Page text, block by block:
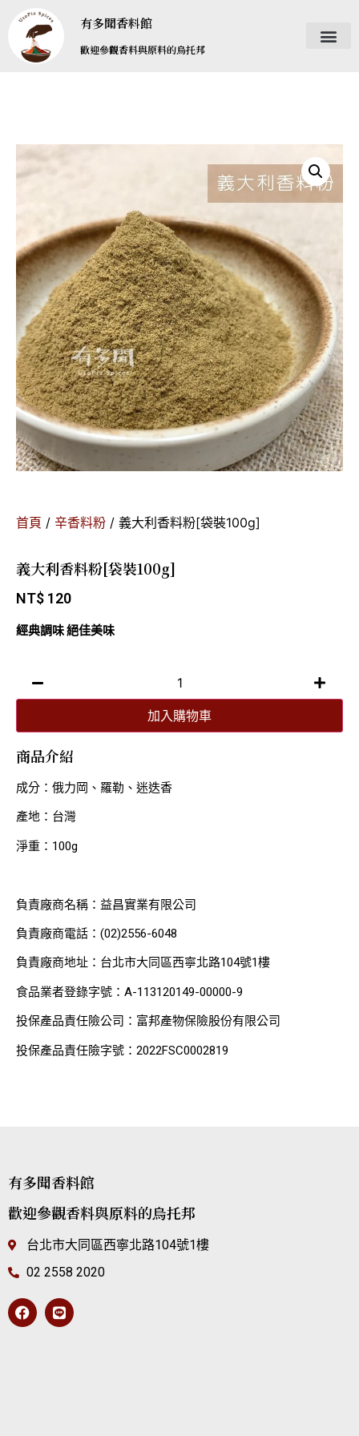
有多聞香料館
歡迎參觀香料與原料的烏托邦
首頁 / 辛香料粉 / 義大利香料粉[袋裝100g]
義大利香料粉[袋裝100g]
NT$ 120
經典調味 絕佳美味
加入購物車
商品介紹
成分：俄力岡、羅勒、迷迭香
產地：台灣
淨重：100g
負責廠商名稱：益昌實業有限公司
負責廠商電話：(02)2556-6048
負責廠商地址：台北市大同區西寧北路104號1樓
食品業者登錄字號：A-113120149-00000-9
投保產品責任險公司：富邦產物保險股份有限公司
投保產品責任險字號：2022FSC0002819
有多聞香料館
歡迎參觀香料與原料的烏托邦
台北市大同區西寧北路104號1樓
02 2558 2020